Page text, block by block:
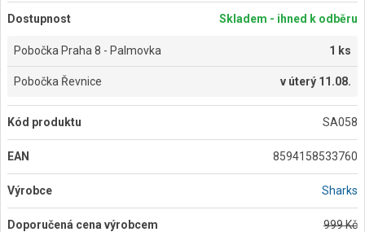
Dostupnost Skladem - ihned k odběru
Pobočka Praha 8 - Palmovka 1 ks
Pobočka Řevnice v úterý 11.08.
Kód produktu SA058
EAN 8594158533760
Výrobce Sharks
Doporučená cena výrobcem
999 Kč